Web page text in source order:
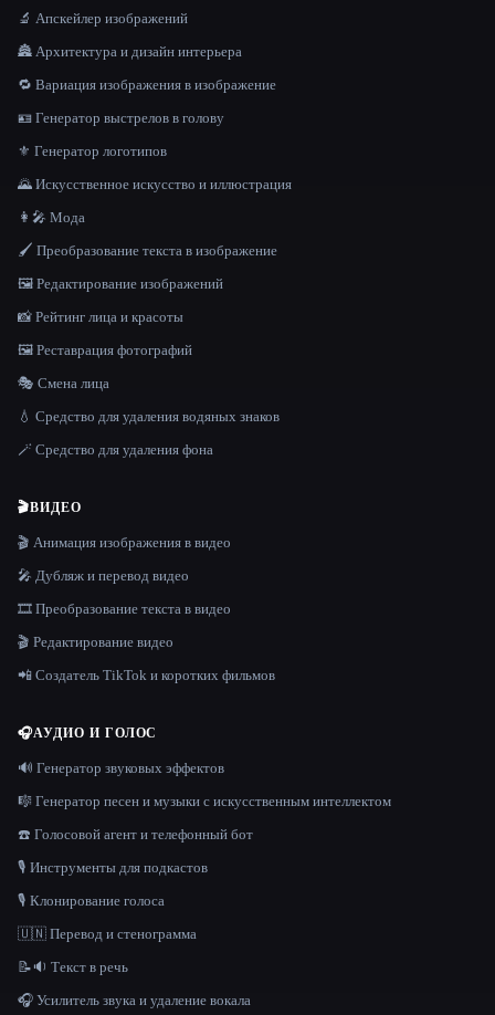
🔬 Апскейлер изображений
🏯 Архитектура и дизайн интерьера
🔁 Вариация изображения в изображение
🪪 Генератор выстрелов в голову
⚜️ Генератор логотипов
🌄 Искусственное искусство и иллюстрация
👩‍🎤 Мода
🖌️ Преобразование текста в изображение
🖼️ Редактирование изображений
📸 Рейтинг лица и красоты
🖼️ Реставрация фотографий
🎭 Смена лица
💧 Средство для удаления водяных знаков
🪄 Средство для удаления фона
🎬ВИДЕО
🎬 Анимация изображения в видео
🎤 Дубляж и перевод видео
🎞️ Преобразование текста в видео
🎬 Редактирование видео
📲 Создатель TikTok и коротких фильмов
🎧АУДИО И ГОЛОС
🔊 Генератор звуковых эффектов
🎼 Генератор песен и музыки с искусственным интеллектом
☎️ Голосовой агент и телефонный бот
🎙️ Инструменты для подкастов
🎙️ Клонирование голоса
🇺🇳 Перевод и стенограмма
📝🔉 Текст в речь
🎧 Усилитель звука и удаление вокала